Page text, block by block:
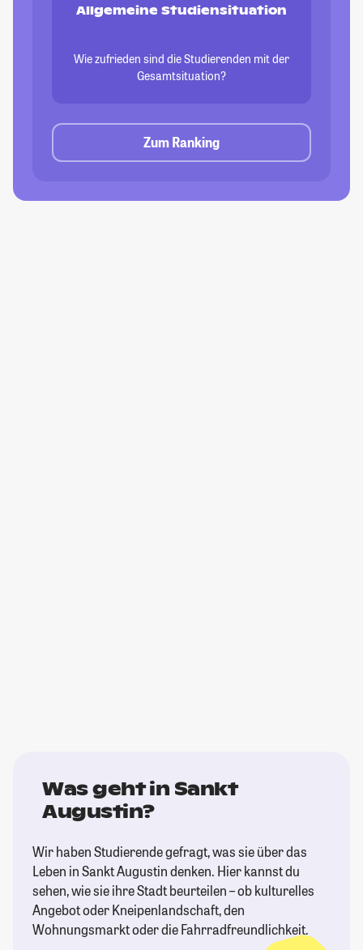
Allgemeine Studiensituation
Wie zufrieden sind die Studierenden mit der
Gesamtsituation?
Zum Ranking
Was geht in Sankt
Augustin?
Wir haben Studierende gefragt, was sie über das
Leben in Sankt Augustin denken. Hier kannst du
sehen, wie sie ihre Stadt beurteilen – ob kulturelles
Angebot oder Kneipenlandschaft, den
Wohnungsmarkt oder die Fahrradfreundlichkeit.